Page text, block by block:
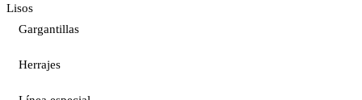
Lisos
Gargantillas
Herrajes